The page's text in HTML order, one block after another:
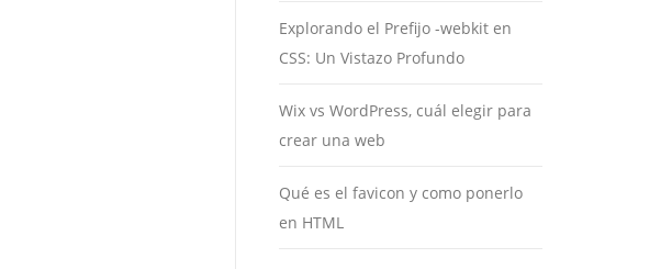
Explorando el Prefijo -webkit en
CSS: Un Vistazo Profundo
Wix vs WordPress, cuál elegir para
crear una web
Qué es el favicon y como ponerlo
en HTML